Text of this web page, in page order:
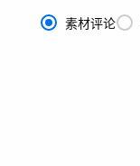
素材评论